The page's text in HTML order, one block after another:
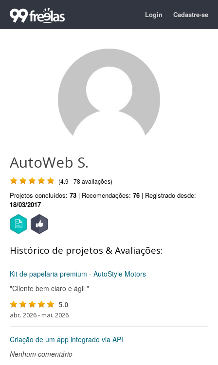
Login Cadastre-se
AutoWeb S.
(4.9 - 78 avaliações)
Projetos concluídos: 73 | Recomendações: 76 | Registrado desde:
18/03/2017
Histórico de projetos & Avaliações:
Kit de papelaria premium - AutoStyle Motors
"Cliente bem claro e ágil "
5.0
abr. 2026 - mai. 2026
Criação de um app integrado via API
Nenhum comentário